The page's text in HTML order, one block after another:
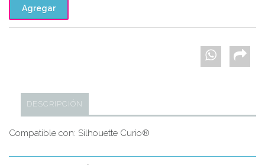
DESCRIPCIÓN
Compatible con: Silhouette Curio®